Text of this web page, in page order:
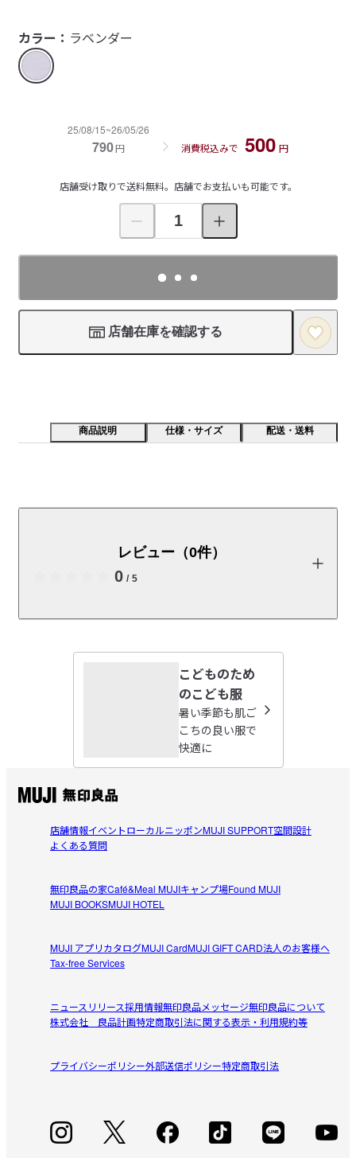
カラー： ラベンダー
25/08/15~26/05/26
790円 消費税込みで 500 円
店舗受け取りで送料無料。店舗でお支払いも可能です。
店舗在庫を確認する
商品説明 仕様・サイズ 配送・送料
店舗受け取り可・コンビニ受け取り可
レビュー（0件）
0 / 5
閉じる
こどものため
のこども服
暑い季節も肌ご
こちの良い服で
快適に
店舗情報イベントローカルニッポンMUJI SUPPORT空間設計
よくある質問
無印良品の家Café&Meal MUJIキャンプ場Found MUJI
MUJI BOOKSMUJI HOTEL
MUJI アプリカタログMUJI CardMUJI GIFT CARD法人のお客様へ
Tax-free Services
ニュースリリース採用情報無印良品メッセージ無印良品について
株式会社 良品計画特定商取引法に関する表示・利用規約等
プライバシーポリシー外部送信ポリシー特定商取引法